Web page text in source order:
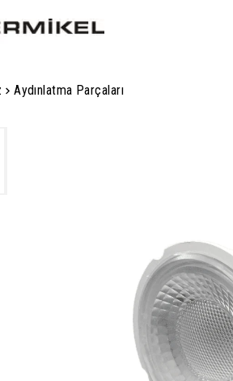
Aydınlatma Parçaları